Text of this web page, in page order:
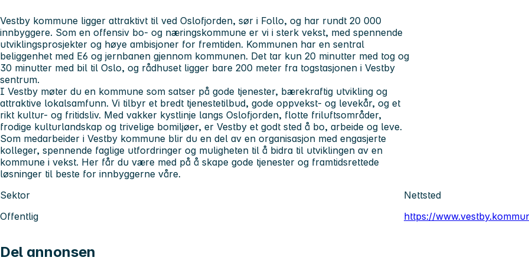
Vestby kommune ligger attraktivt til ved Oslofjorden, sør i Follo, og har rundt 20 000
innbyggere. Som en offensiv bo- og næringskommune er vi i sterk vekst, med spennende
utviklingsprosjekter og høye ambisjoner for fremtiden. Kommunen har en sentral
beliggenhet med E6 og jernbanen gjennom kommunen. Det tar kun 20 minutter med tog og
30 minutter med bil til Oslo, og rådhuset ligger bare 200 meter fra togstasjonen i Vestby
sentrum.
I Vestby møter du en kommune som satser på gode tjenester, bærekraftig utvikling og
attraktive lokalsamfunn. Vi tilbyr et bredt tjenestetilbud, gode oppvekst- og levekår, og et
rikt kultur- og fritidsliv. Med vakker kystlinje langs Oslofjorden, flotte friluftsområder,
frodige kulturlandskap og trivelige bomiljøer, er Vestby et godt sted å bo, arbeide og leve.
Som medarbeider i Vestby kommune blir du en del av en organisasjon med engasjerte
kolleger, spennende faglige utfordringer og muligheten til å bidra til utviklingen av en
kommune i vekst. Her får du være med på å skape gode tjenester og framtidsrettede
løsninger til beste for innbyggerne våre.
Sektor
Offentlig
Nettsted
https://
Del annonsen